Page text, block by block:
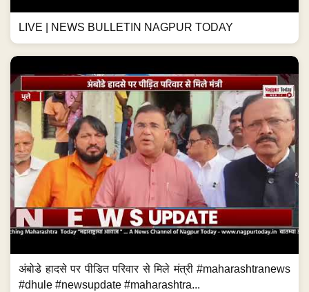
LIVE | NEWS BULLETIN NAGPUR TODAY
अंबोडे हादसे पर पीडित परिवार से मिले मंत्री #maharashtranews
#dhule #newsupdate #maharashtra...